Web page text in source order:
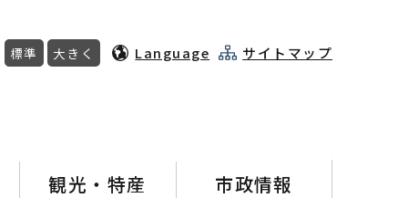
標準 大きく Language サイトマップ
観光・特産 市政情報